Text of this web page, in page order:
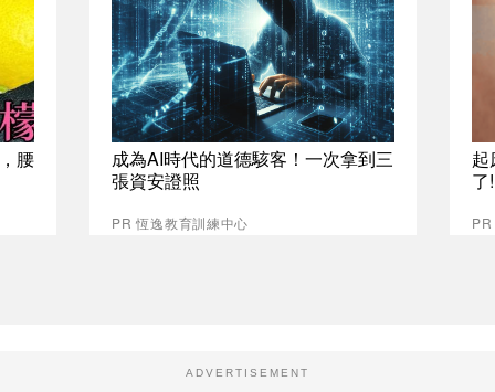
腰
成為AI時代的道德駭客！一次拿到三
張資安證照
PR 恆逸教育訓練中心
起
了
ADVERTISEMENT